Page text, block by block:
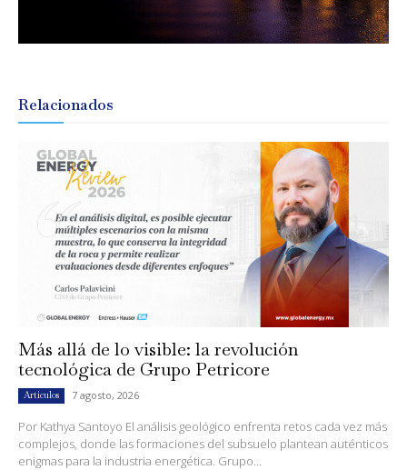
Relacionados
Más allá de lo visible: la revolución
tecnológica de Grupo Petricore
Artículos 7 agosto, 2026
Por Kathya Santoyo El análisis geológico enfrenta retos cada vez más
complejos, donde las formaciones del subsuelo plantean auténticos
enigmas para la industria energética. Grupo...